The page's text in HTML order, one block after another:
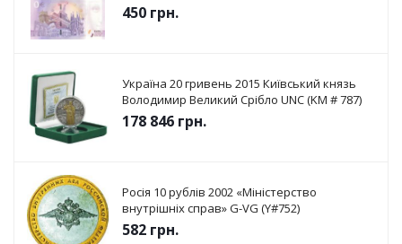
450 грн.
Україна 20 гривень 2015 Київський князь
Володимир Великий Срібло UNC (KM # 787)
178 846 грн.
Росія 10 рублів 2002 «Міністерство
внутрішніх справ» G-VG (Y#752)
582 грн.